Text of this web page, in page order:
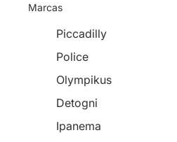
Marcas
Piccadilly
Police
Olympikus
Detogni
Ipanema